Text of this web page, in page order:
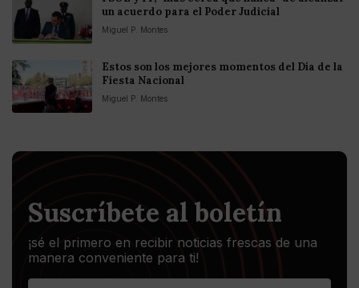
un acuerdo para el Poder Judicial
Miguel P. Montes
Estos son los mejores momentos del Día de la
Fiesta Nacional
Miguel P. Montes
Suscríbete al boletín
¡sé el primero en recibir noticias frescas de una
manera conveniente para ti!